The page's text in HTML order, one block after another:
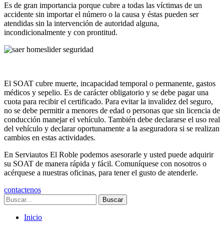
Es de gran importancia porque cubre a todas las víctimas de un
accidente sin importar el número o la causa y éstas pueden ser
atendidas sin la intervención de autoridad alguna,
incondicionalmente y con prontitud.
El SOAT cubre muerte, incapacidad temporal o permanente, gastos
médicos y sepelio. Es de carácter obligatorio y se debe pagar una
cuota para recibir el certificado. Para evitar la invalidez del seguro,
no se debe permitir a menores de edad o personas que sin licencia de
conducción manejar el vehículo. También debe declararse el uso real
del vehículo y declarar oportunamente a la aseguradora si se realizan
cambios en estas actividades.
En Serviautos El Roble podemos asesorarle y usted puede adquirir
su SOAT de manera rápida y fácil. Comuníquese con nosotros o
acérquese a nuestras oficinas, para tener el gusto de atenderle.
contactenos
Buscar
Inicio